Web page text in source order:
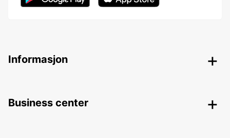
Informasjon
Business center